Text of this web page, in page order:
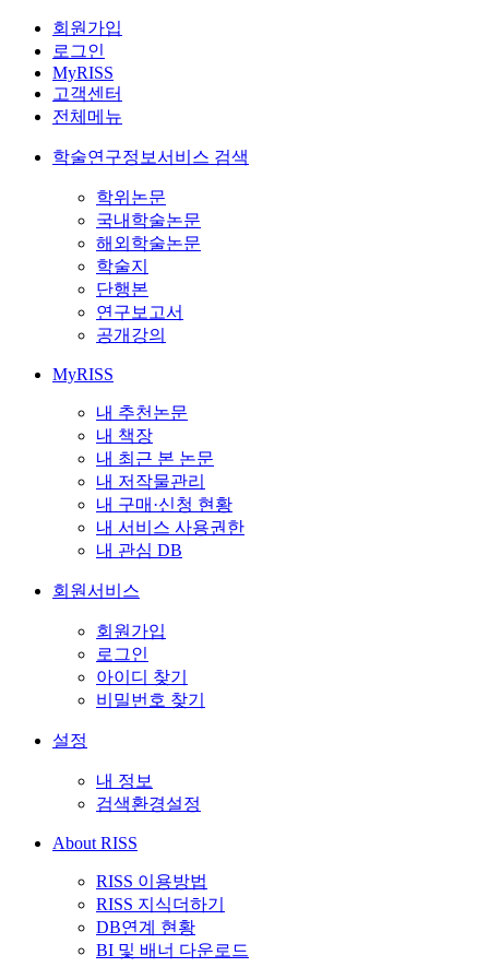
회원가입
로그인
MyRISS
고객센터
전체메뉴
학술연구정보서비스 검색
학위논문
국내학술논문
해외학술논문
학술지
단행본
연구보고서
공개강의
MyRISS
내 추천논문
내 책장
내 최근 본 논문
내 저작물관리
내 구매·신청 현황
내 서비스 사용권한
내 관심 DB
회원서비스
회원가입
로그인
아이디 찾기
비밀번호 찾기
설정
내 정보
검색환경설정
About RISS
RISS 이용방법
RISS 지식더하기
DB연계 현황
BI 및 배너 다운로드